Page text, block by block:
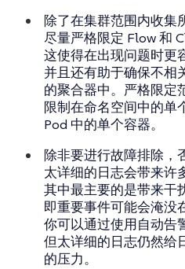
除了在集群范围内收集
尽量严格限定 Flow和
这使得在出现问题时更
并且还有助于确保不相
的聚合器中。严格限定
限制在命名空间中的单
Pod 中的单个容器。
除非要进行故障排除，
太详细的日志会带来许
其中最主要的是带来干
即重要事件可能会淹没
你可以通过使用自动告
但太详细的日志仍然给
的压力。